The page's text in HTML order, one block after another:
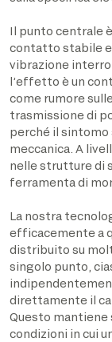
Il punto centrale
contatto stabile e
vibrazione
l’effetto è un
come rumore
trasmissione di
perché il sintomo
meccanica. A
nelle strutture di
ferramenta di
La nostra
efficacemente a
distribuito su
singolo punto,
direttamente il
Questo
condizioni in cui